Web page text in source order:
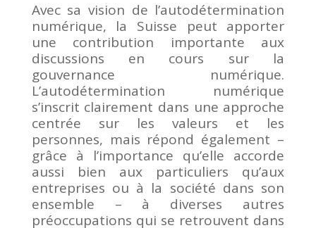
Avec sa vision de l’autodétermination
numérique, la Suisse peut apporter
une contribution importante aux
discussions en cours sur la
gouvernance numérique.
L’autodétermination numérique
s’inscrit clairement dans une approche
centrée sur les valeurs et les
personnes, mais répond également –
grâce à l’importance qu’elle accorde
aussi bien aux particuliers qu’aux
entreprises ou à la société dans son
ensemble – à diverses autres
préoccupations qui se retrouvent dans